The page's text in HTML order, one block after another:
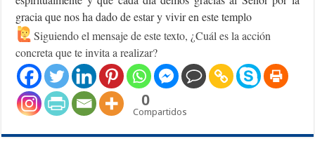
gracia que nos ha dado de estar y vivir en este templo
Siguiendo el mensaje de este texto, ¿Cuál es la acción
concreta que te invita a realizar?
0
Compartidos